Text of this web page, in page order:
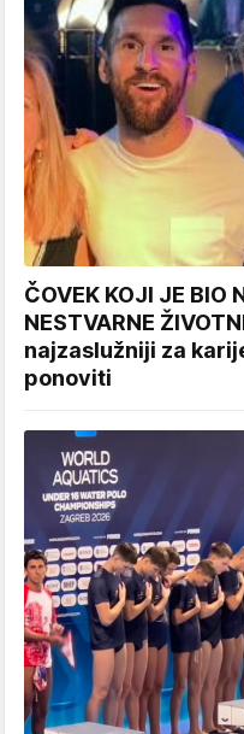
ČOVEK KOJI JE BIO
NESTVARNE
najzaslužniji za
ponoviti